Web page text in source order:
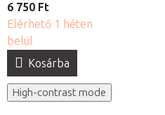
6 750 Ft
Elérhető 1 héten
belül
Kosárba
High-contrast mode